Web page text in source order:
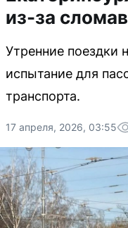
из-за
Утренние поездки
испытание для
транспорта.
17 апреля, 2026, 03:55